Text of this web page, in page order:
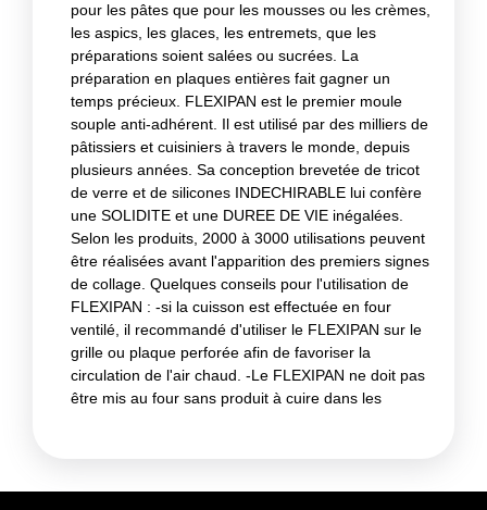
pour les pâtes que pour les mousses ou les crèmes,
les aspics, les glaces, les entremets, que les
préparations soient salées ou sucrées. La
préparation en plaques entières fait gagner un
temps précieux. FLEXIPAN est le premier moule
souple anti-adhérent. Il est utilisé par des milliers de
pâtissiers et cuisiniers à travers le monde, depuis
plusieurs années. Sa conception brevetée de tricot
de verre et de silicones INDECHIRABLE lui confère
une SOLIDITE et une DUREE DE VIE inégalées.
Selon les produits, 2000 à 3000 utilisations peuvent
être réalisées avant l'apparition des premiers signes
de collage. Quelques conseils pour l'utilisation de
FLEXIPAN : -si la cuisson est effectuée en four
ventilé, il recommandé d'utiliser le FLEXIPAN sur le
grille ou plaque perforée afin de favoriser la
circulation de l'air chaud. -Le FLEXIPAN ne doit pas
être mis au four sans produit à cuire dans les
les laisser tiédir avant de démouler. -Ne jamais